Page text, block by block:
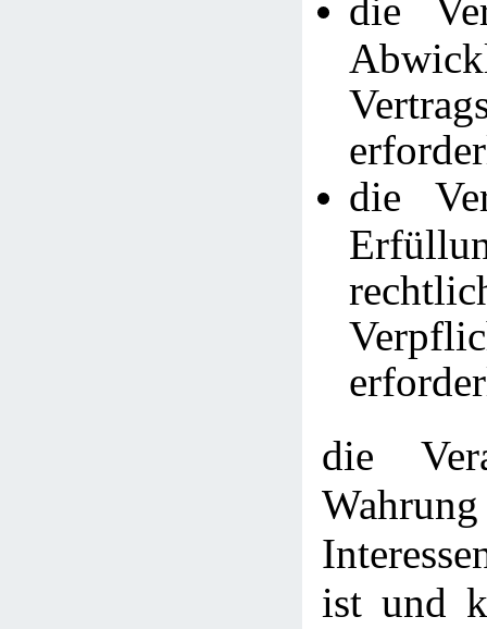
die
die
die
ist und